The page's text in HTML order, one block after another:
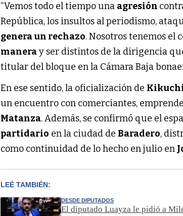
“Vemos todo el tiempo una agresión
República, los insultos al periodismo,
genera un rechazo. Nosotros tenemos el
maneray ser distintos de la dirigencia
titular del bloque en la Cámara Baja
En ese sentido, la oficialización de
un encuentro con comerciantes,
Matanza. Además, se confirmó que el
partidario en la ciudad deBaradero,
como continuidad de lo hecho en julio en
LEÉ TAMBIÉN:
DESDE DIPUTADOS
El diputado Luayza le pidió a